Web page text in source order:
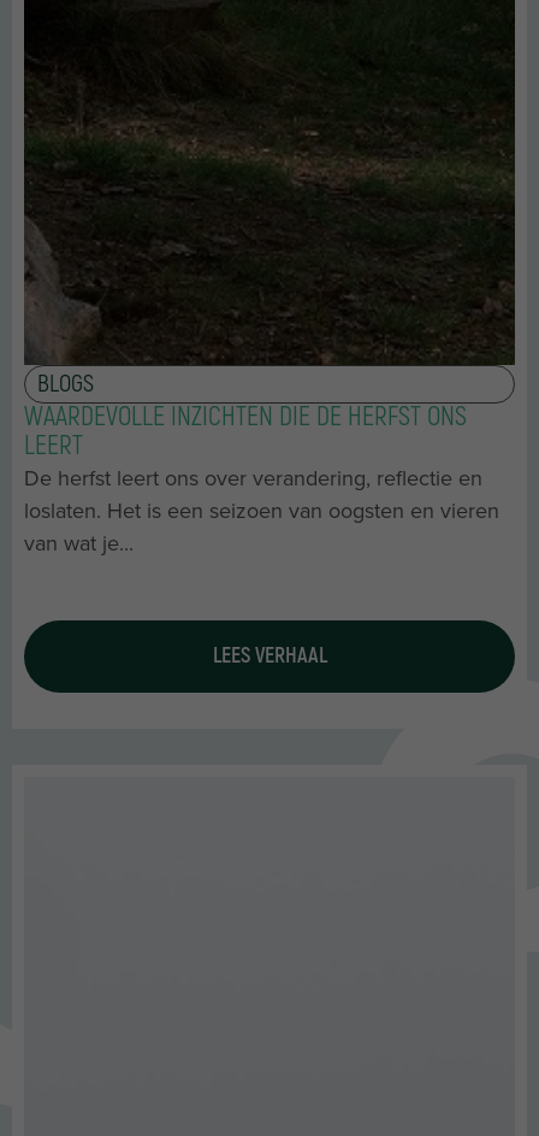
BLOGS
WAARDEVOLLE INZICHTEN DIE DE HERFST ONS
LEERT
De herfst leert ons over verandering, reflectie en
loslaten. Het is een seizoen van oogsten en vieren
van wat je...
LEES VERHAAL